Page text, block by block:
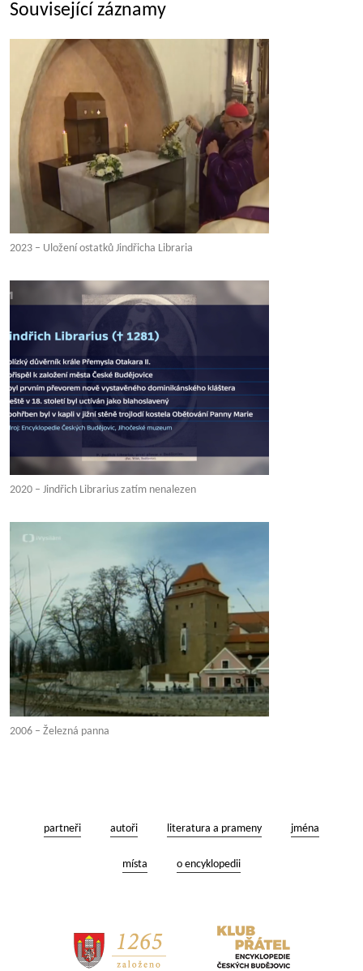
Související záznamy
2023 – Uložení ostatků Jindřicha Libraria
2020 – Jindřich Librarius zatím nenalezen
2006 – Železná panna
partneři autoři literatura a prameny jména
místa o encyklopedii